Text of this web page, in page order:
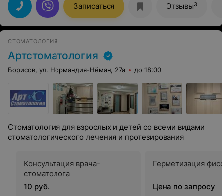
Записаться Отзывы3
СТОМАТОЛОГИЯ
Артстоматология
Борисов, ул. Нормандия-Нёман, 27а до 18:00
Стоматология для взрослых и детей со всеми видами
стоматологического лечения и протезирования
Консультация врача-
стоматолога
10 руб.
Герметизация
Цена по запросу